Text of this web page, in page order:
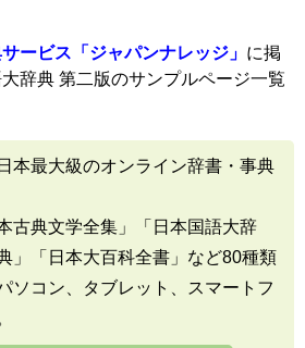
ービス「ジャパンナレッジ」 に掲
辞典 第二版のサンプルページ一覧
本最大級のオンライン辞書・事典
古典文学全集」「日本国語大辞
」「日本大百科全書」など80種類
ソコン、タブレット、スマートフ